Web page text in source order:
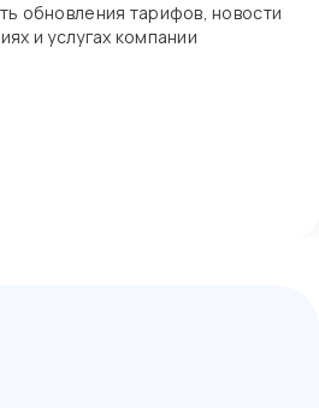
обновления тарифов, новости
и услугах компании